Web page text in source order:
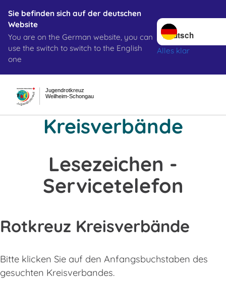
Sie befinden sich auf der deutschen
Website
You are on the German website, you can
use the switch to switch to the English
one
Sprache wechseln
Alles klar
Weilheim-Schongau
Jugendrotkreuz
Kreisverbände
Lesezeichen -
Servicetelefon
Rotkreuz Kreisverbände
Bitte klicken Sie auf den Anfangsbuchstaben des
gesuchten Kreisverbandes.